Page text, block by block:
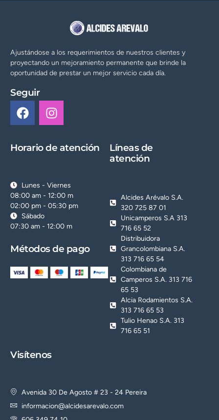
Ajustándose a los requerimientos de nuestros clientes y
proyectando un mejoramiento permanente que brinde la
oportunidad de prestar un mejor servicio cada día.
Seguir
Horario de atención
Lunes - Viernes
08:00 am - 12:00 m
02:00 pm - 05:30 pm
Sábado
07:30 am - 12:00 m
Métodos de pago
Líneas de
atención
Alcides Arévalo S.A.
320 725 87 01
Unicamperos S.A 313
716 65 52
Distribuidora
Grancolombiana S.A.
313 716 65 54
Colombiana de
Camperos S.A. 313 716
65 53
Alcia Rodamientos S.A.
313 716 65 53
Tulio Henao S.A. 313
716 65 51
Visítenos
Avenida 30 De Agosto # 23 - 24 Pereira
informacion@alcidesarevalo.com